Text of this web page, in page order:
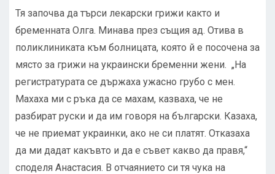
Тя започва да търси лекарски грижи както и
бременната Олга. Минава през същия ад. Отива в
поликлиниката към болницата, която й е посочена за
място за грижи на украински бременни жени. „На
регистратурата се държаха ужасно грубо с мен.
Махаха ми с ръка да се махам, казваха, че не
разбират руски и да им говоря на български. Казаха,
че не приемат украинки, ако не си платят. Отказаха
да ми дадат какъвто и да е съвет какво да правя,“
споделя Анастасия. В отчаянието си тя чука на